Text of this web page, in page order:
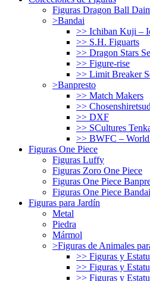
Figuras Dragon Ball
>Bandai
>> Ichiban Kuji –
>> S.H. Figuarts
>> Dragon Stars
>> Figure-rise
>> Limit Breaker
>Banpresto
>> Match Makers
>>
>> DXF
>> SCultures
>> BWFC –
Figuras One Piece
Figuras Luffy
Figuras Zoro One Piece
Figuras One Piece
Figuras One Piece Bandai
Figuras para Jardín
Metal
Piedra
Mármol
>Figuras de Animales
>> Figuras y
>> Figuras y
>> Figuras y